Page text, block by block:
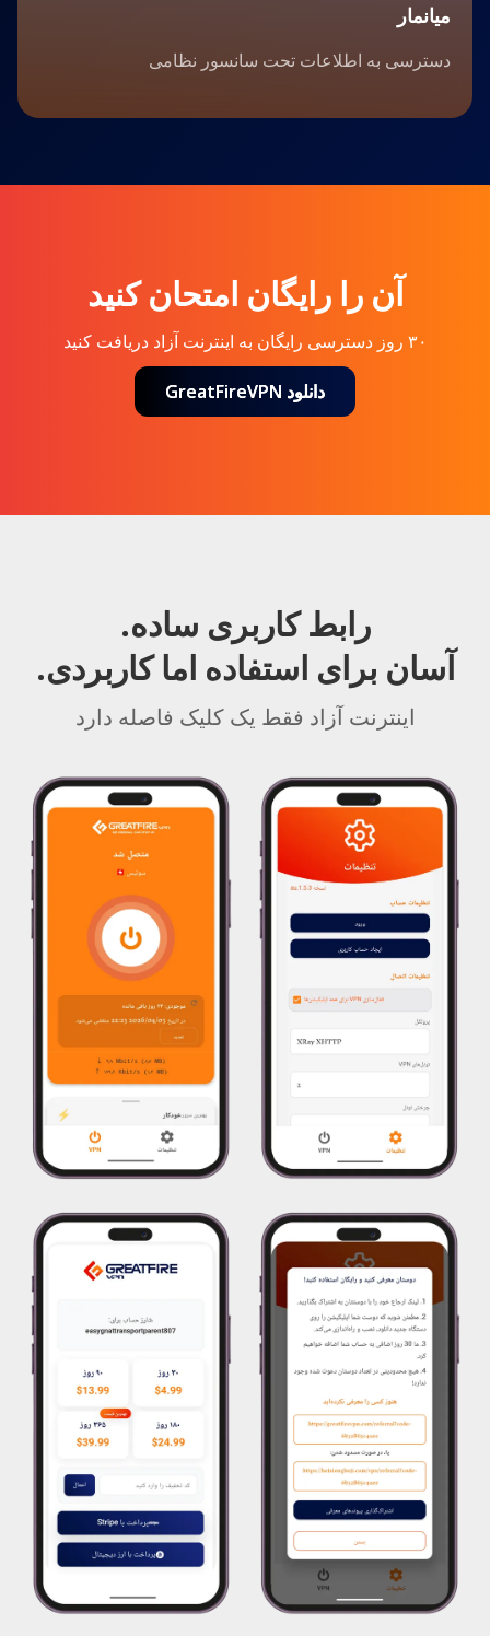
میانمار
دسترسی به اطلاعات تحت سانسور نظامی
آن را رایگان امتحان کنید
۳۰ روز دسترسی رایگان به اینترنت آزاد دریافت کنید
دانلود GreatFireVPN
دانلود GreatFireVPN
رابط کاربری ساده.
آسان برای استفاده اما کاربردی.
اینترنت آزاد فقط یک کلیک فاصله دارد